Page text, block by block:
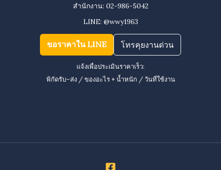
สำนักงาน: 02-986-5042
LINE: @wwy1963
ขอราคาใน LINE โทรคุยงานด่วน
แจ้งเพื่อประเมินราคาเร็ว:
พิกัดรับ–ส่ง / ของอะไร + น้ำหนัก / วันที่ใช้งาน